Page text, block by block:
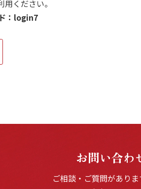
ください。
：login7
お問い合わ
ご相談・ご質問があり